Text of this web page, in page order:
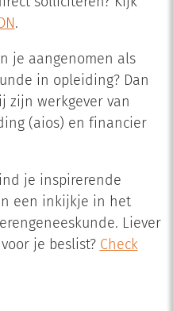
.
je aangenomen als
in opleiding? Dan
zijn werkgever van
(aios) en financier
je inspirerende
een inkijkje in het
Liever
je beslist? Check